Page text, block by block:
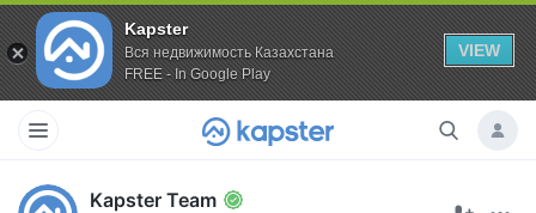
Kapster
Вся недвижимость Казахстана
FREE - In Google Play
VIEW
Kapster Team